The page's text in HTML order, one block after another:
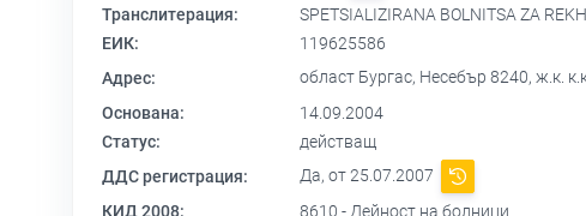
Транслитерация:
SPETSIALIZIRANA BOLNITSA ZA
ЕИК:
119625586
Адрес:
област Бургас, Несебър 8240, ж.к.
Основана:
14.09.2004
Статус:
действащ
ДДС регистрация:
Да, от 25.07.2007
КИД 2008:
8610 - Дейност на болници